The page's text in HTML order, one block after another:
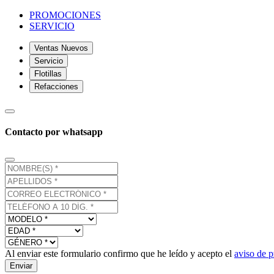
PROMOCIONES
SERVICIO
Ventas Nuevos
Servicio
Flotillas
Refacciones
Contacto por whatsapp
Al enviar este formulario confirmo que he leído y acepto el aviso de
Enviar